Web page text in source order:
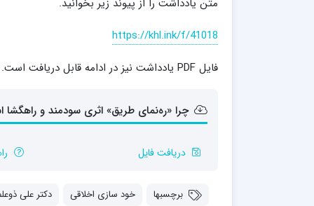
مدرسه علمیه شهید صدوقی ره واحد5
مدرسه علمیه علوی
مدرسه مدینة العلم
مدرسه علمیه معصومیه
حسن علیه السلام
امام صادق علیه السلام اردکان
متن یادداشت را از پیوند زیر بخوانید.
https://khl.ink/f/41018
فایل PDF یادداشت نیز در ادامه قابل دریافت است.
چرا «ره‌نمای طریق» اثری سودمند و
دریافت فایل
برچسبها خود سازی اخلاقی دکتر علی